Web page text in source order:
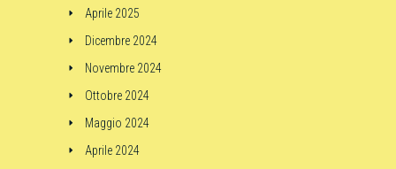
Aprile 2025
Dicembre 2024
Novembre 2024
Ottobre 2024
Maggio 2024
Aprile 2024